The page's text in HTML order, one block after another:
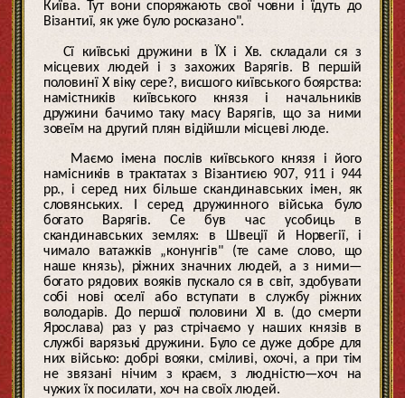
Київа. Тут вони споряжають свої човни і їдуть до
Візантиї, як уже було росказано".
Сї київські дружини в ЇХ і Хв. складали ся з
місцевих людей і з захожих Варягів. В першій
половинї Х віку сере?, висшого київського боярства:
намістників київського князя і начальників
дружини бачимо таку масу Варягів, що за ними
зовеїм на другий плян відійшли місцеві люде.
Маємо імена послів київського князя і його
намісників в трактатах з Візантиєю 907, 911 і 944
рр., і серед них більше скандинавських імен, як
словянських. І серед дружинного війська було
богато Варягів. Се був час усобиць в
скандинавських землях: в Швеції й Норвегії, і
чимало ватажків „конунгів" (те саме слово, що
наше князь), ріжних значних людей, а з ними—
богато рядових вояків пускало ся в світ, здобувати
собі нові оселї або вступати в службу ріжних
володарів. До першої половини XI в. (до смерти
Ярослава) раз у раз стрічаємо у наших князів в
службі варязькі дружини. Було се дуже добре для
них військо: добрі вояки, сміливі, охочі, а при тім
не звязані нічим з краєм, з людністю—хоч на
чужих їх посилати, хоч на своїх людей.